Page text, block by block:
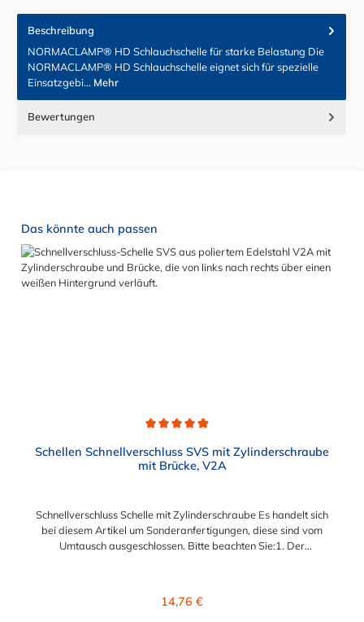
Beschreibung
NORMACLAMP® HD Schlauchschelle für starke Belastung Die
NORMACLAMP® HD Schlauchschelle eignet sich für spezielle
Einsatzgebi… Mehr
Bewertungen
Produktgalerie überspringen
Das könnte auch passen
Schellen Schnellverschluss SVS mit Zylinderschraube
mit Brücke, V2A
Schnellverschluss Schelle mit Zylinderschraube Es handelt sich
bei diesem Artikel um Sonderanfertigungen, diese sind vom
Umtausch ausgeschlossen. Bitte beachten Sie:1. Der
und Gewinderollen vom Verschluss sind aus vernickeltem
Regulärer Preis:
14,76 €